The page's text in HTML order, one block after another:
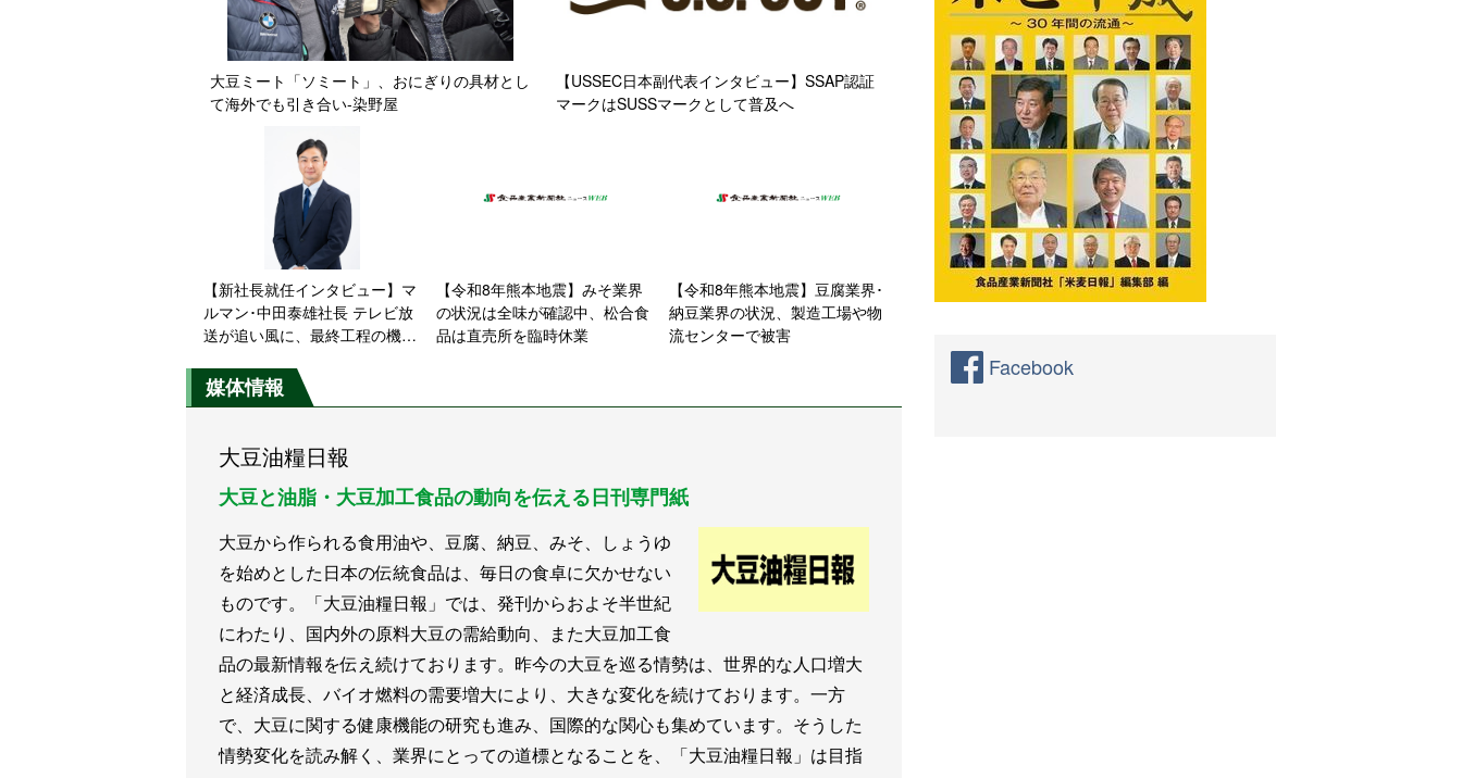
大豆ミート「ソミート」、おにぎりの具材とし
て海外でも引き合い-染野屋
【USSEC日本副代表インタビュー】SSAP認証
マークはSUSSマークとして普及へ
【新社長就任インタビュー】マ
ルマン･中田泰雄社長 テレビ放
送が追い風に、最終工程の機械
需要に応える
【令和8年熊本地震】みそ業界
の状況は全味が確認中、松合食
品は直売所を臨時休業
【令和8年熊本地震】豆腐業界･
納豆業界の状況、製造工場や物
流センターで被害
媒体情報
大豆油糧日報
大豆と油脂・大豆加工食品の動向を伝える日刊専門紙
大豆から作られる食用油や、豆腐、納豆、みそ、しょうゆ
を始めとした日本の伝統食品は、毎日の食卓に欠かせない
ものです。「大豆油糧日報」では、発刊からおよそ半世紀
にわたり、国内外の原料大豆の需給動向、また大豆加工食
品の最新情報を伝え続けております。昨今の大豆を巡る情勢は、世界的な人口増大
と経済成長、バイオ燃料の需要増大により、大きな変化を続けております。一方
で、大豆に関する健康機能の研究も進み、国際的な関心も集めています。そうした
情勢変化を読み解く、業界にとっての道標となることを、「大豆油糧日報」は目指
Facebook